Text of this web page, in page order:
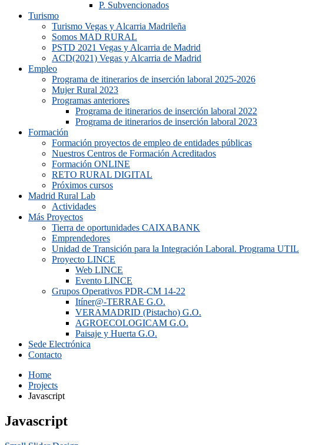
P. Subvencionados
Turismo
Turismo Vegas y Alcarria Madrileña
Somos MAD RURAL
PSTD 2021 Vegas y Alcarria de Madrid
ACD(2021) Vegas y Alcarria de Madrid
Empleo
Programa de itinerarios de inserción laboral 2025-2026
Mujer Rural 2023
Programas anteriores
Programa de itinerarios de inserción laboral 2022
Programa de itinerarios de inserción laboral 2023
Formación
Formación proyectos de empleo de entidades públicas
Nuestros Centros de Formación Acreditados
Formación ONLINE
RETO RURAL DIGITAL
Próximos cursos
Madrid Rural Lab
Actividades
Más Proyectos
Tierra de oportunidades CAIXABANK
Emprendedores
Unidad de Transición para la Integración Laboral. Programa UTIL
Proyecto LINCE
Web LINCE
Evento LINCE
Grupos Operativos PDR-CM 14-22
Itíner@-TERRAE G.O.
VERAMADRID (Pistacho) G.O.
AGROECOLOGICAM G.O.
Paisaje y Huerta G.O.
Sede Electrónica
Contacto
Home
Projects
Javascript
Javascript